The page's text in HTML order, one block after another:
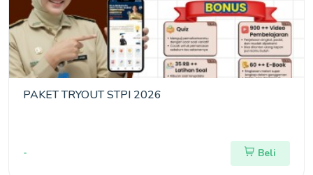
PAKET TRYOUT STPI 2026
- Beli